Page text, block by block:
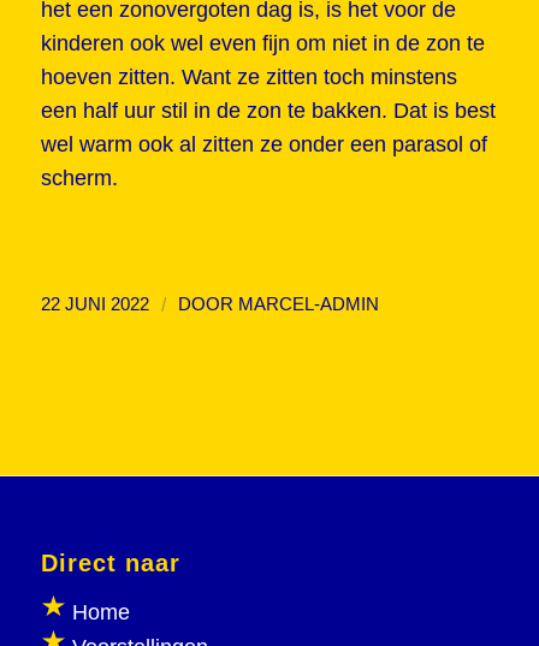
het een zonovergoten dag is, is het voor de
kinderen ook wel even fijn om niet in de zon te
hoeven zitten. Want ze zitten toch minstens
een half uur stil in de zon te bakken. Dat is best
wel warm ook al zitten ze onder een parasol of
scherm.
22 JUNI 2022 / DOOR MARCEL-ADMIN
Direct naar
Home